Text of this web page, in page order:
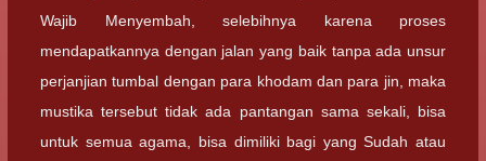
Wajib Menyembah, selebihnya karena proses
mendapatkannya dengan jalan yang baik tanpa ada unsur
perjanjian tumbal dengan para khodam dan para jin, maka
mustika tersebut tidak ada pantangan sama sekali, bisa
untuk semua agama, bisa dimiliki bagi yang Sudah atau